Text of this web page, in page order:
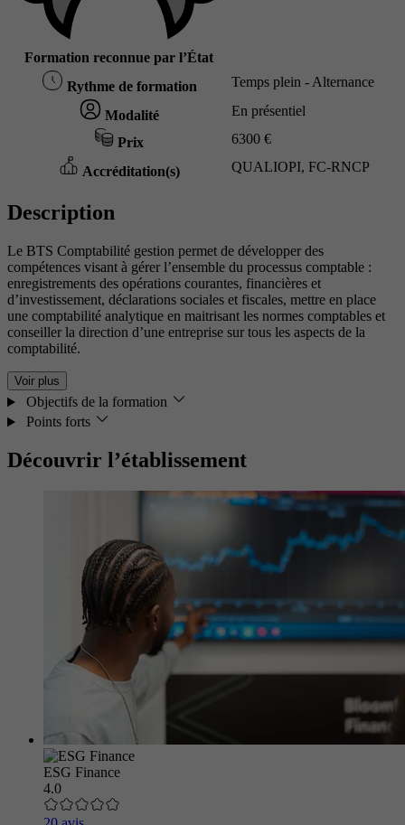
Formation reconnue par l’État
Rythme de formation Temps plein - Alternance
Modalité En présentiel
Prix 6300 €
Accréditation(s) QUALIOPI, FC-RNCP
Description
Le BTS Comptabilité gestion permet de développer des
compétences visant à gérer l’ensemble du processus comptable :
enregistrements des opérations courantes, financières et
d’investissement, déclarations sociales et fiscales, mettre en place
une comptabilité analytique en maitrisant les normes comptables et
conseiller la direction d’une entreprise sur tous les aspects de la
comptabilité.
Voir plus
Objectifs de la formation
Points forts
Découvrir l’établissement
ESG Finance
4.0